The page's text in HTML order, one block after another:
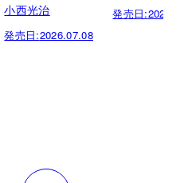
小西光治
発売日:2026.07.08
発売日: